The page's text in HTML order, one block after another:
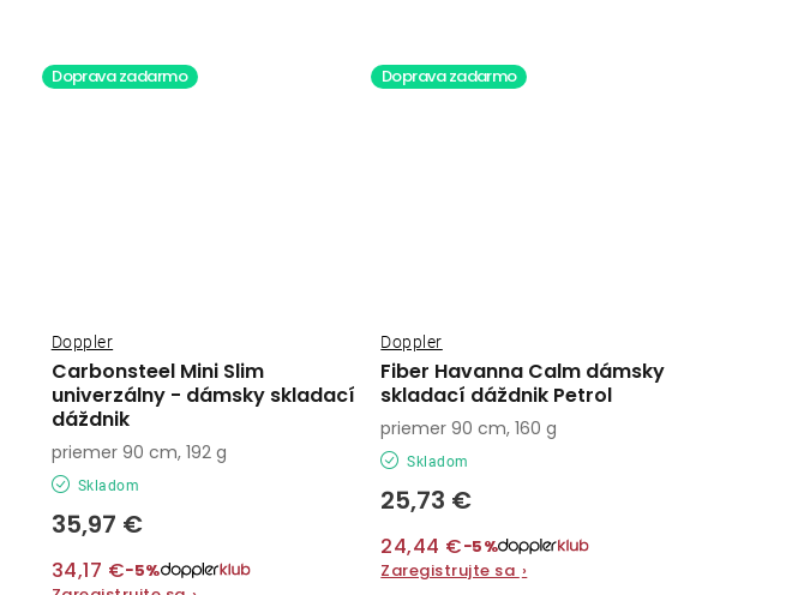
Doprava zadarmo
Carbonsteel Mini Slim
univerzálny - dámsky skladací
dáždnik
Doppler
Skladom
35,97 €
34,17 €−5%
priemer 90 cm, 192 g
Doprava zadarmo
Fiber Havanna Calm dámsky
skladací dáždnik Petrol
Doppler
Skladom
25,73 €
24,44 €−5%
Zaregistrujte sa ›
priemer 90 cm, 160 g